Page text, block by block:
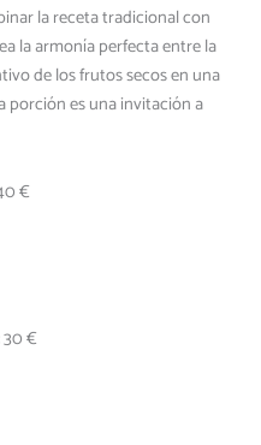
la receta tradicional con
la armonía perfecta entre la
de los frutos secos en una
porción es una invitación a
€
€